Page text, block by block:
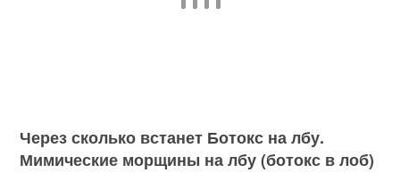
Через сколько встанет Ботокс на лбу.
Мимические морщины на лбу (ботокс в лоб)